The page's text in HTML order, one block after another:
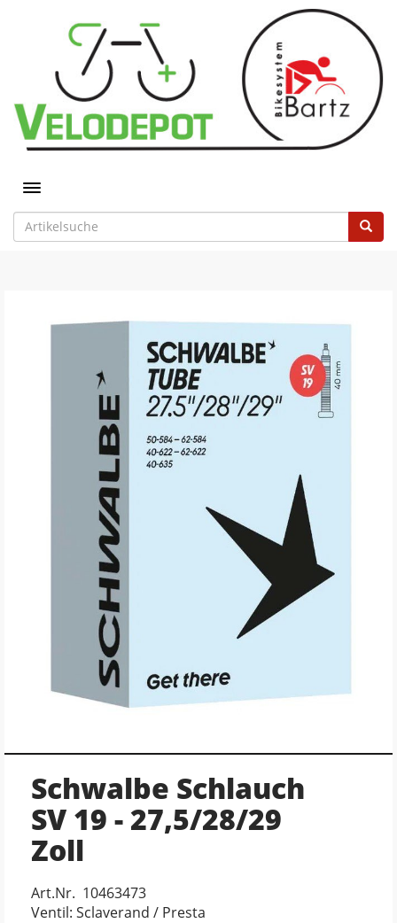
Toggle navigation
Schwalbe Schlauch
SV 19 - 27,5/28/29
Zoll
Art.Nr. 10463473
Ventil: Sclaverand / Presta